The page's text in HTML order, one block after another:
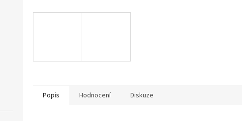
Popis Hodnocení Diskuze